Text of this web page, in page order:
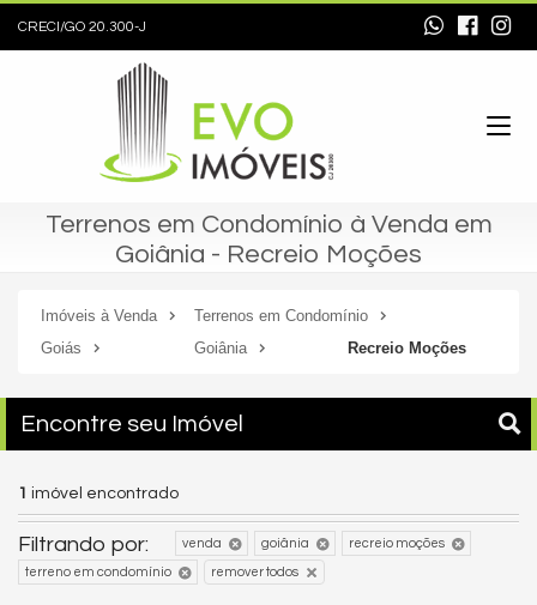
CRECI/GO 20.300-J
Terrenos em Condomínio à Venda em
Goiânia - Recreio Moções
Imóveis à Venda
Terrenos em Condomínio
Goiás
Goiânia Recreio Moções
Encontre seu Imóvel
1 imóvel encontrado
Filtrando por: venda goiânia recreio moções
terreno em condomínio remover todos